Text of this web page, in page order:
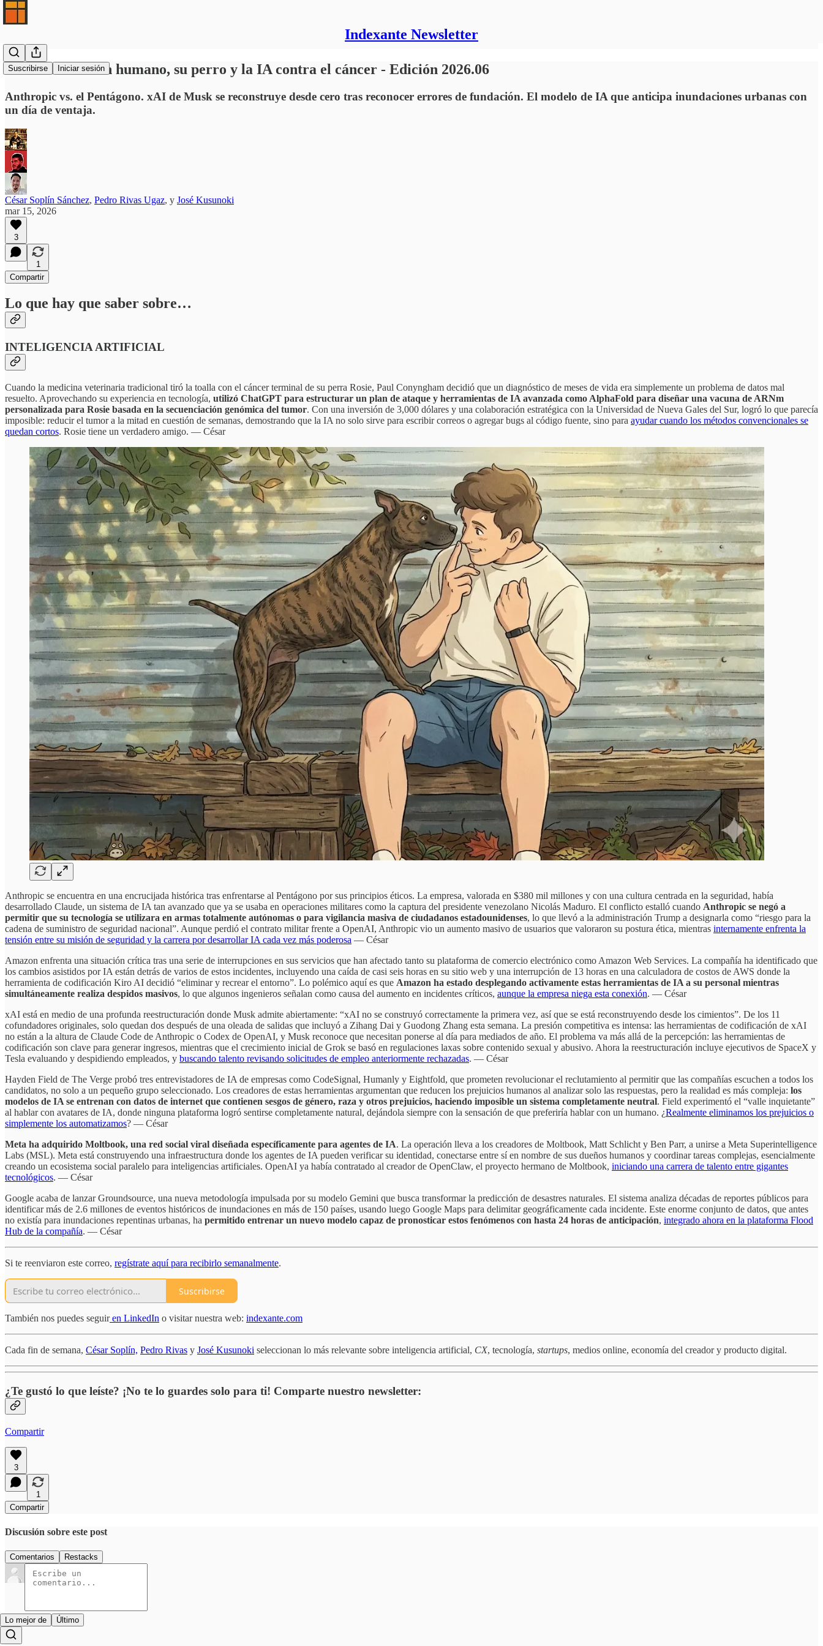
Indexante Newsletter
Suscribirse Iniciar sesión
La historia de un humano, su perro y la IA contra el cáncer - Edición 2026.06
Anthropic vs. el Pentágono. xAI de Musk se reconstruye desde cero tras reconocer errores de fundación. El modelo de IA que anticipa inundaciones urbanas con
un día de ventaja.
César Soplín Sánchez, Pedro Rivas Ugaz, y José Kusunoki
mar 15, 2026
3
1
Compartir
Lo que hay que saber sobre…
INTELIGENCIA ARTIFICIAL
Cuando la medicina veterinaria tradicional tiró la toalla con el cáncer terminal de su perra Rosie, Paul Conyngham decidió que un diagnóstico de meses de vida era simplemente un problema de datos mal
resuelto. Aprovechando su experiencia en tecnología, utilizó ChatGPT para estructurar un plan de ataque y herramientas de IA avanzada como AlphaFold para diseñar una vacuna de ARNm
personalizada para Rosie basada en la secuenciación genómica del tumor. Con una inversión de 3,000 dólares y una colaboración estratégica con la Universidad de Nueva Gales del Sur, logró lo que parecía
imposible: reducir el tumor a la mitad en cuestión de semanas, demostrando que la IA no solo sirve para escribir correos o agregar bugs al código fuente, sino para ayudar cuando los métodos convencionales se
quedan cortos. Rosie tiene un verdadero amigo. — César
Anthropic se encuentra en una encrucijada histórica tras enfrentarse al Pentágono por sus principios éticos. La empresa, valorada en $380 mil millones y con una cultura centrada en la seguridad, había
desarrollado Claude, un sistema de IA tan avanzado que ya se usaba en operaciones militares como la captura del presidente venezolano Nicolás Maduro. El conflicto estalló cuando Anthropic se negó a
permitir que su tecnología se utilizara en armas totalmente autónomas o para vigilancia masiva de ciudadanos estadounidenses, lo que llevó a la administración Trump a designarla como “riesgo para la
cadena de suministro de seguridad nacional”. Aunque perdió el contrato militar frente a OpenAI, Anthropic vio un aumento masivo de usuarios que valoraron su postura ética, mientras internamente enfrenta la
tensión entre su misión de seguridad y la carrera por desarrollar IA cada vez más poderosa — César
Amazon enfrenta una situación crítica tras una serie de interrupciones en sus servicios que han afectado tanto su plataforma de comercio electrónico como Amazon Web Services. La compañía ha identificado que
los cambios asistidos por IA están detrás de varios de estos incidentes, incluyendo una caída de casi seis horas en su sitio web y una interrupción de 13 horas en una calculadora de costos de AWS donde la
herramienta de codificación Kiro AI decidió “eliminar y recrear el entorno”. Lo polémico aquí es que Amazon ha estado desplegando activamente estas herramientas de IA a su personal mientras
simultáneamente realiza despidos masivos, lo que algunos ingenieros señalan como causa del aumento en incidentes críticos, aunque la empresa niega esta conexión. — César
xAI está en medio de una profunda reestructuración donde Musk admite abiertamente: “xAI no se construyó correctamente la primera vez, así que se está reconstruyendo desde los cimientos”. De los 11
cofundadores originales, solo quedan dos después de una oleada de salidas que incluyó a Zihang Dai y Guodong Zhang esta semana. La presión competitiva es intensa: las herramientas de codificación de xAI
no están a la altura de Claude Code de Anthropic o Codex de OpenAI, y Musk reconoce que necesitan ponerse al día para mediados de año. El problema va más allá de la percepción: las herramientas de
codificación son clave para generar ingresos, mientras que el crecimiento inicial de Grok se basó en regulaciones laxas sobre contenido sexual y abusivo. Ahora la reestructuración incluye ejecutivos de SpaceX y
Tesla evaluando y despidiendo empleados, y buscando talento revisando solicitudes de empleo anteriormente rechazadas. — César
Hayden Field de The Verge probó tres entrevistadores de IA de empresas como CodeSignal, Humanly y Eightfold, que prometen revolucionar el reclutamiento al permitir que las compañías escuchen a todos los
candidatos, no solo a un pequeño grupo seleccionado. Los creadores de estas herramientas argumentan que reducen los prejuicios humanos al analizar solo las respuestas, pero la realidad es más compleja: los
modelos de IA se entrenan con datos de internet que contienen sesgos de género, raza y otros prejuicios, haciendo imposible un sistema completamente neutral. Field experimentó el “valle inquietante”
al hablar con avatares de IA, donde ninguna plataforma logró sentirse completamente natural, dejándola siempre con la sensación de que preferiría hablar con un humano. ¿Realmente eliminamos los prejuicios o
simplemente los automatizamos? — César
Meta ha adquirido Moltbook, una red social viral diseñada específicamente para agentes de IA. La operación lleva a los creadores de Moltbook, Matt Schlicht y Ben Parr, a unirse a Meta Superintelligence
Labs (MSL). Meta está construyendo una infraestructura donde los agentes de IA pueden verificar su identidad, conectarse entre sí en nombre de sus dueños humanos y coordinar tareas complejas, esencialmente
creando un ecosistema social paralelo para inteligencias artificiales. OpenAI ya había contratado al creador de OpenClaw, el proyecto hermano de Moltbook, iniciando una carrera de talento entre gigantes
tecnológicos. — César
Google acaba de lanzar Groundsource, una nueva metodología impulsada por su modelo Gemini que busca transformar la predicción de desastres naturales. El sistema analiza décadas de reportes públicos para
identificar más de 2.6 millones de eventos históricos de inundaciones en más de 150 países, usando luego Google Maps para delimitar geográficamente cada incidente. Este enorme conjunto de datos, que antes
no existía para inundaciones repentinas urbanas, ha permitido entrenar un nuevo modelo capaz de pronosticar estos fenómenos con hasta 24 horas de anticipación, integrado ahora en la plataforma Flood
Hub de la compañía. — César
Si te reenviaron este correo, regístrate aquí para recibirlo semanalmente.
Suscribirse
También nos puedes seguiren LinkedIn o visitar nuestra web: indexante.com
Cada fin de semana, César Soplín, Pedro Rivas y José Kusunoki seleccionan lo más relevante sobre inteligencia artificial, CX, tecnología, startups, medios online, economía del creador y producto digital.
¿Te gustó lo que leíste? ¡No te lo guardes solo para ti! Comparte nuestro newsletter:
Compartir
3
1
Compartir
Discusión sobre este post
Comentarios Restacks
Lo mejor de Último